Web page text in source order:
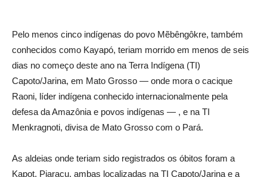
Pelo menos cinco indígenas do povo Mẽbêngôkre, também
conhecidos como Kayapó, teriam morrido em menos de seis
dias no começo deste ano na Terra Indígena (TI)
Capoto/Jarina, em Mato Grosso — onde mora o cacique
Raoni, líder indígena conhecido internacionalmente pela
defesa da Amazônia e povos indígenas — , e na TI
Menkragnoti, divisa de Mato Grosso com o Pará.
As aldeias onde teriam sido registrados os óbitos foram a
Kapot, Piaraçu, ambas localizadas na TI Capoto/Jarina e a